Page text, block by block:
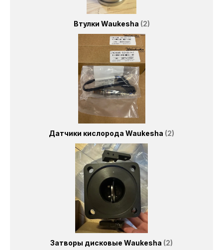
Втулки Waukesha 2
Датчики кислорода Waukesha 2
Затворы дисковые Waukesha 2